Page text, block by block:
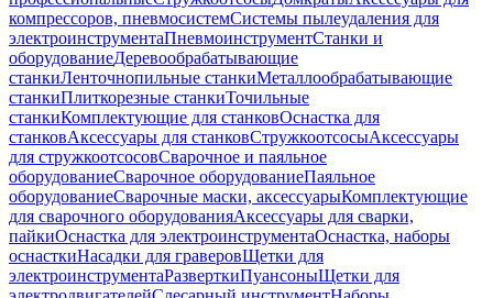
компрессоров, пневмосистемСистемы пылеудаления для
электроинструментаПневмоинструментСтанки и
оборудованиеДеревообрабатывающие
станкиЛенточнопильные станкиМеталлообрабатывающие
станкиПлиткорезные станкиТочильные
станкиКомплектующие для станковОснастка для
станковАксессуары для станковСтружкоотсосыАксессуары
для стружкоотсосовСварочное и паяльное
оборудованиеСварочное оборудованиеПаяльное
оборудованиеСварочные маски, аксессуарыКомплектующие
для сварочного оборудованияАксессуары для сварки,
пайкиОснастка для электроинструментаОснастка, наборы
оснасткиНасадки для граверовЩетки для
электроинструментаРазверткиПуансоныЩетки для